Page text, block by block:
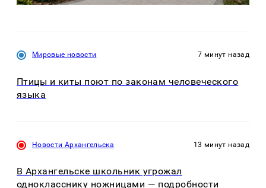
Мировые новости 7 минут назад
Птицы и киты поют по законам человеческого
языка
Новости Архангельска 13 минут назад
В Архангельске школьник угрожал
однокласснику ножницами — подробности